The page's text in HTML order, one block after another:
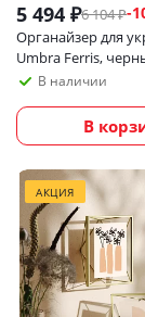
5 494 ₽6 104₽-
Органайзер для
Umbra Ferris,
В наличии
В
АКЦИЯ